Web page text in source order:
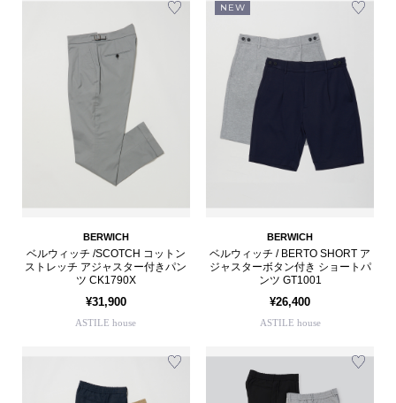
BERWICH
ベルウィッチ /SCOTCH コットン
ストレッチ アジャスター付きパン
ツ CK1790X
¥31,900
ASTILE house
NEW
BERWICH
ベルウィッチ / BERTO SHORT ア
ジャスターボタン付き ショートパ
ンツ GT1001
¥26,400
ASTILE house